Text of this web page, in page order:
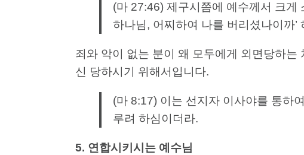
(마 27:46) 제구시쯤에 예수께서 크게
하나님, 어찌하여 나를 버리셨나이까’
죄와 악이 없는 분이 왜 모두에게 외면당하
신 당하시기 위해서입니다.
(마 8:17) 이는 선지자 이사야를 통하
루려 하심이더라.
5. 연합시키시는 예수님